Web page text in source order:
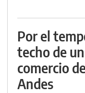
Por el
techo de
comercio
Andes